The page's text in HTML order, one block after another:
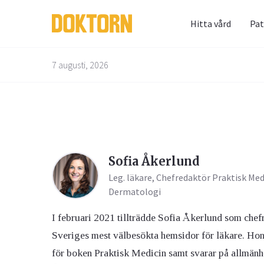
Hitta vård
Kvinnans hälsa Luftvägarna & Allergi
7 augusti, 2026
Sofia Åkerlund
Leg. läkare, Chefredaktör Praktisk
Dermatologi
I februari 2021 tillträdde Sofia Åkerlund som
Sveriges mest välbesökta hemsidor för läkare.
för boken Praktisk Medicin samt svarar på